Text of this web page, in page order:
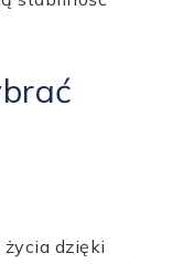
dzięki